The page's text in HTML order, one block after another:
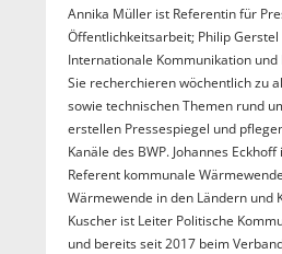
Annika Müller ist Referentin für
Öffentlichkeitsarbeit; Philip
Internationale Kommunikation und
Sie recherchieren wöchentlich zu
sowie technischen Themen rund
erstellen Pressespiegel und
Kanäle des BWP. Johannes
Referent kommunale
Wärmewende in den Ländern und
Kuscher ist Leiter Politische
und bereits seit 2017 beim